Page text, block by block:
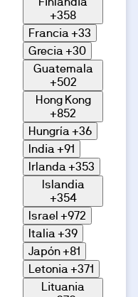
+358
Francia+33
Grecia+30
Guatemala
+502
Hong Kong
+852
Hungría+36
India+91
Irlanda+353
Islandia
+354
Israel +972
Italia+39
Japón+81
Letonia+371
Lituania